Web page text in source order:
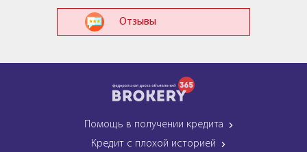
Отзывы
Помощь в получении кредита
Кредит с плохой историей